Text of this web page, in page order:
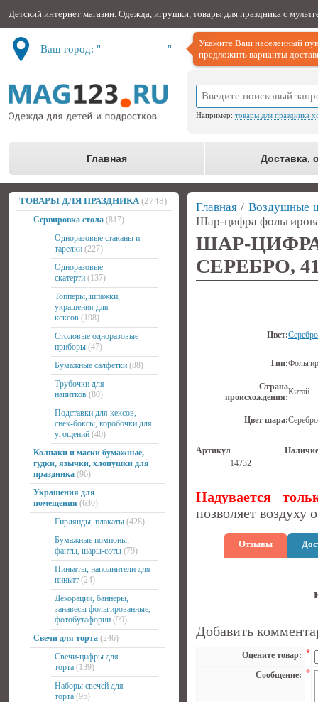
Детский интернет магазин. Одежда, игрушки, товары для праздника с
Ваш город: " "
Укажите Ваш населённый
предложить варианты
Например: товары для праздника
Главная Доставка,
ТОВАРЫ ДЛЯ ПРАЗДНИКА (2748)
Сервировка стола (817)
Одноразовые стаканы и
тарелки (227)
Одноразовые
скатерти (137)
Топперы, шпажки,
украшения для
кексов (198)
Столовые одноразовые
приборы (47)
Бумажные салфетки (88)
Трубочки для
напитков (80)
Подставки для кексов,
снек-боксы, коробочки для
угощений (40)
Колпаки и маски бумажные,
гудки, язычки, хлопушки для
праздника (96)
Украшения для
помещения (630)
Гирлянды, плакаты (428)
Бумажные помпоны,
фанты, шары-соты (79)
Пиньяты, наполнители для
пиньят (24)
Декорации, баннеры,
занавесы фольгированные,
фотобутафории (99)
Свечи для торта (246)
Свечи-цифры для
торта (139)
Наборы свечей для
торта (95)
Главная / Воздушные
Шар-цифра
ШАР-
СЕРЕБРО,
Цвет:Серебро
Тип:
Страна
происхождения:
Китай
Цвет шара:Серебро
Артикул
Наличие
14732
Надувается
позволяет воздуху
Отзывы
Добавить
Оцените товар: *
Сообщение: *